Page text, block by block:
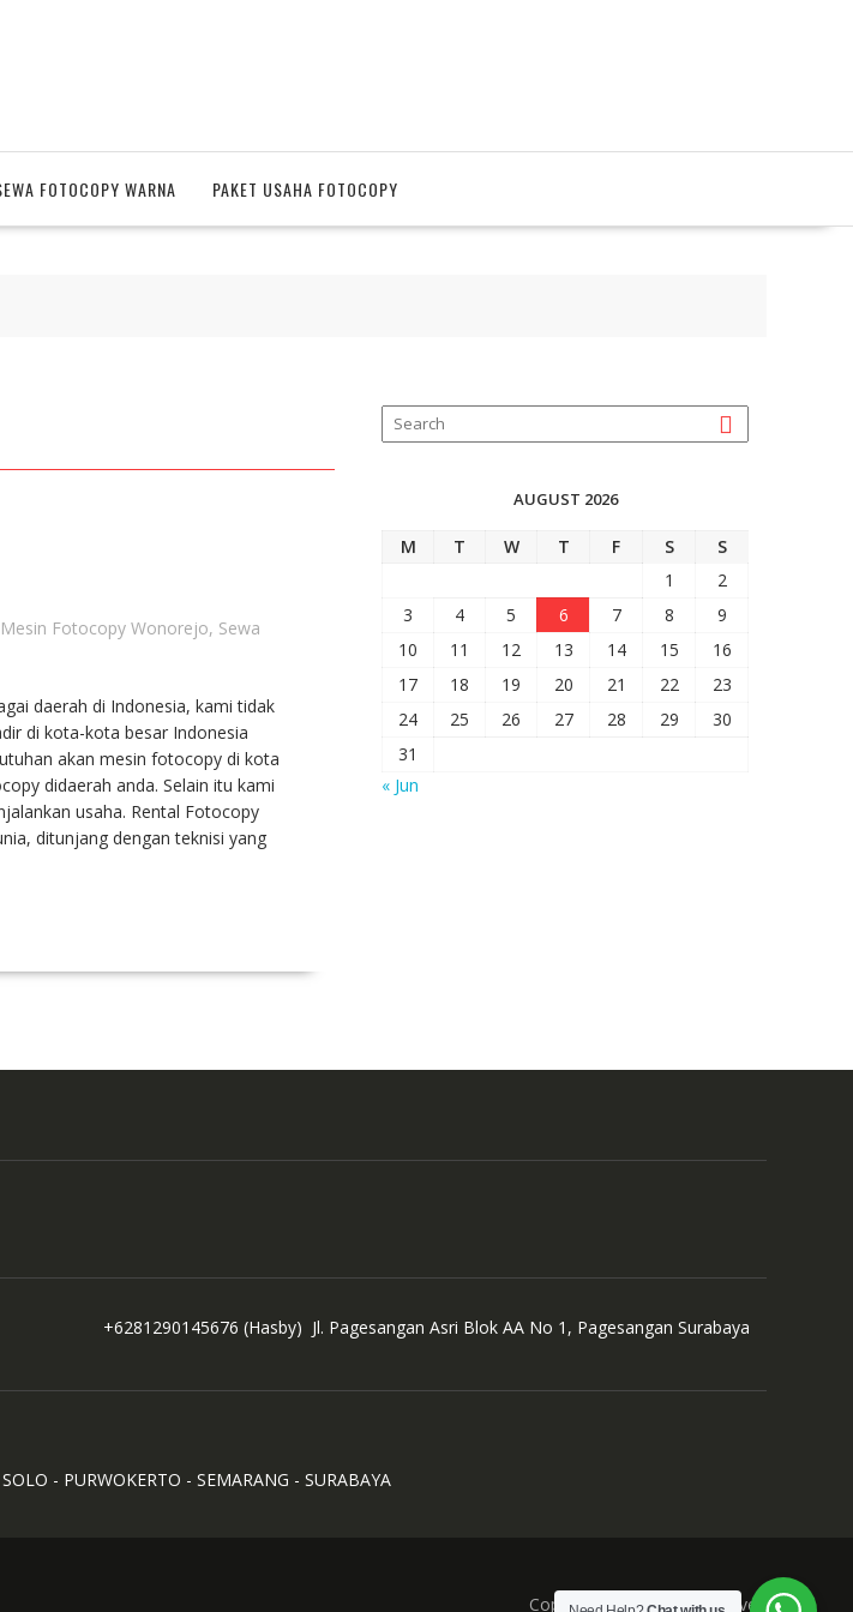
FOTOCOPY WARNA PAKET USAHA FOTOCOPY
Fotocopy Wonorejo, Sewa
daerah di Indonesia, kami tidak
di kota-kota besar Indonesia
akan mesin fotocopy di kota
didaerah anda. Selain itu kami
usaha. Rental Fotocopy
ditunjang dengan teknisi yang
AUGUST 2026
M T W T F S
S
1
2
3
4 5 6 7 8
9
10
11 12 13 14 15
16
17
18 19 20 21 22
23
24
25 26 27 28 29
30
31
« Jun
+6281290145676 (Hasby) Jl. Pagesangan Asri Blok AA No 1, Pagesangan Surabaya
- PURWOKERTO - SEMARANG - SURABAYA
Copyright © All Right Reserved